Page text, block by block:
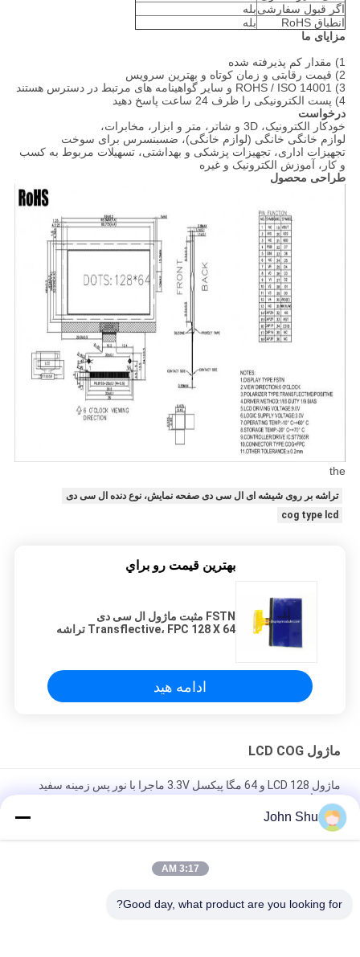
اگر قبول سفارشیبله
انطباق RoHS
بله
مزایای ما
1) مقدار کم پذیرفته شده
2) قیمت رقابتی و زمان کوتاه و بهترین سرویس
3) ROHS / ISO 14001 و سایر گواهینامه های مرتبط در دسترس هستند
4) پست الکترونیکی را ظرف 24 ساعت پاسخ دهید
درخواست
خودکار الکترونیک، 3D و شاتر، متر و ابزار، مخابرات،
لوازم خانگی خانگی (لوازم خانگی)، ضسبنسرس برای سوخت
تجهیزات اداری، تجهیزات پزشکی و بهداشتی، تسهیلات مربوط به کسب
و کار، آموزش الکترونیک و غیره
طراحی محصول
the
تراشه بر روی شیشه ای ال سی دی صفحه نمایش، نوع دنده ال سی دی
cog type lcd
بهترين قيمت رو براي
FSTN مثبت ماژول ال سی دی
Transflective، FPC 128 X 64 تراشه
ادامه هید
ماژول LCD COG
ماژول LCD 128 و 64 مگا پیکسل 3.3V ماجرا با نور پس زمینه سفید
منفی است
O'Clock COG نوع LCD
John Shu
3:17 AM
Good day, what product are you looking for?